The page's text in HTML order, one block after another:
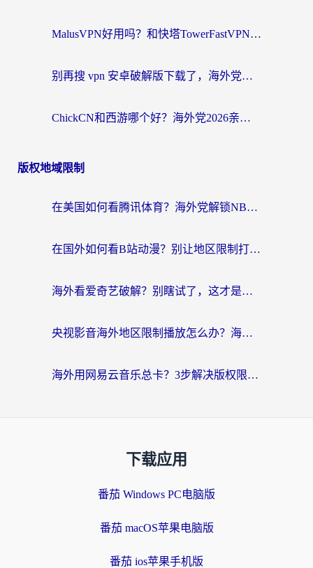
MalusVPN好用吗？和快塔TowerFastVPN对比哪个回国效果更好？海外党亲测实用指南
别再搜 vpn 安卓破解版下载了，海外党回国上网的正确姿势在这里
ChickCN和西游哪个好？海外党2026亲测回国加速器选择指南（附expressvpn中国对比）
版权地域限制
在美国如何看腾讯体育？海外党解锁NBA欧洲杯直播的终极攻略
在国外如何看B站动漫？别让地区限制打断你的追番节奏
海外看爱奇艺破解？别瞎试了，这才是留学生华人追剧看球的正确打开方式
央视影音海外地区限制播放怎么办？海外党亲测有效的回国加速指南
海外用网易云音乐总卡？3步解决版权限制+卡顿，还能听喜马拉雅！
下载应用
番茄 Windows PC电脑版
番茄 macOS苹果电脑版
番茄 ios苹果手机版